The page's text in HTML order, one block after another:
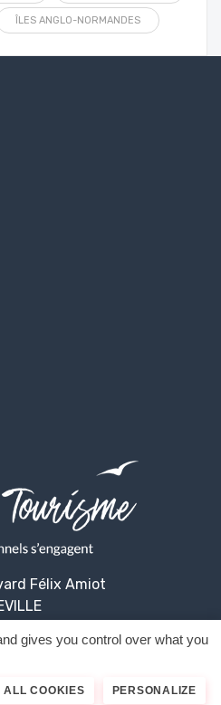
ÎLES ANGLO-NORMANDES
Félix Amiot
confidentialité
gives you control over what you
ALL COOKIES PERSONALIZE